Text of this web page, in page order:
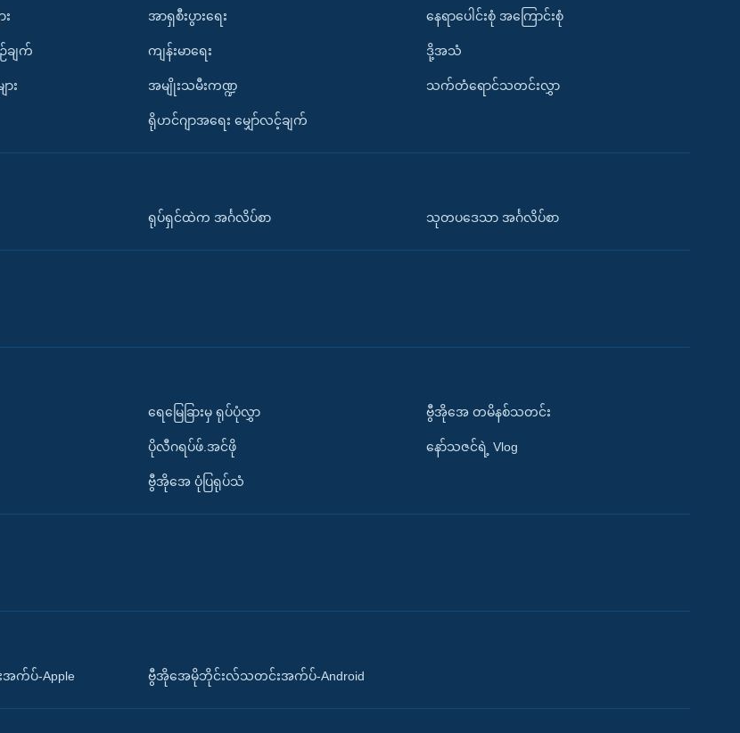
ချက်
ား
အာရှစီးပွားရေး
ကျန်းမာရေး
အမျိုးသမီးကဏ္ဍ
ရိုဟင်ဂျာအရေး မျှော်လင့်ချက်
နေရာပေါင်းစုံ အကြောင်းစုံ
ဒို့အသံ
သက်တံရောင်သတင်းလွှာ
ရုပ်ရှင်ထဲက အင်္ဂလိပ်စာ သုတပဒေသာ အင်္ဂလိပ်စာ
ရေမြေခြားမှ ရုပ်ပုံလွှာ
ပိုလီဂရပ်ဖ်.အင်ဖို
ဗွီအိုအေ ပုံပြရုပ်သံ
ဗွီအိုအေ တမိနစ်သတင်း
နော်သဇင်ရဲ့ Vlog
က်ပ်-Apple ဗွီအိုအေမိုဘိုင်းလ်သတင်းအက်ပ်-Android